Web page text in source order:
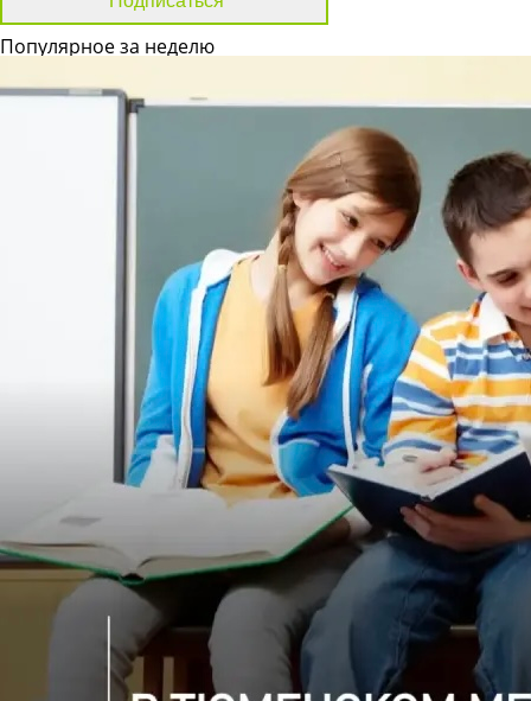
Популярное за неделю